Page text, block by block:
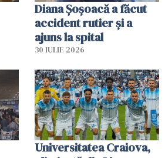
Diana Șoșoacă a făcut
accident rutier și a
ajuns la spital
30 IULIE 2026
Universitatea Craiova,